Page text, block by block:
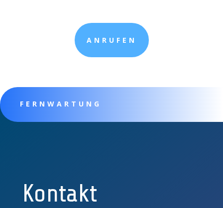
ANRUFEN
FERNWARTUNG
Kontakt